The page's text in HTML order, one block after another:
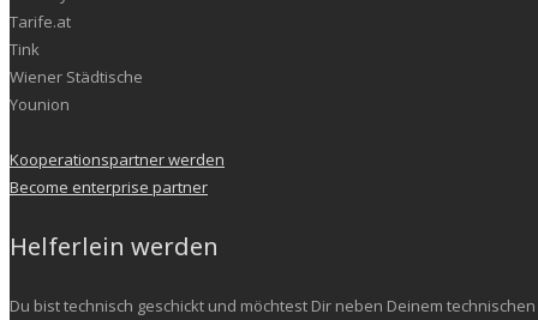
Tarife.at
Tink
Wiener Städtische
Younion
Kooperationspartner werden
Become enterprise partner
Helferlein werden
Du bist technisch geschickt und möchtest Dir neben Deinem